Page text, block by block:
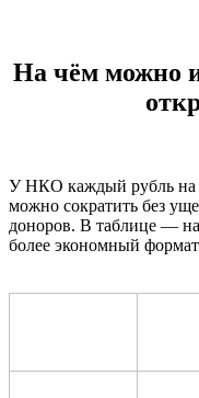
На чём можно
У НКО каждый рубль на
можно сократить без
доноров. В таблице —
более экономный